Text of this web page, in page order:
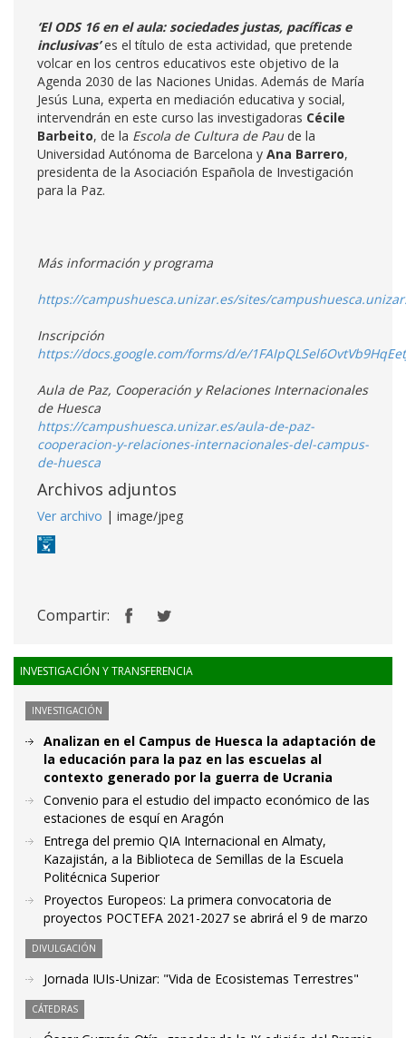
‘El ODS 16 en el aula: sociedades justas, pacíficas e
inclusivas’ es el título de esta actividad, que pretende
volcar en los centros educativos este objetivo de la
Agenda 2030 de las Naciones Unidas. Además de María
Jesús Luna, experta en mediación educativa y social,
intervendrán en este curso las investigadoras Cécile
Barbeito, de la Escola de Cultura de Pau de la
Universidad Autónoma de Barcelona y Ana Barrero,
presidenta de la Asociación Española de Investigación
para la Paz.
Más información y programa
https://campushuesca.unizar.es/sites/
Inscripción
https://docs.google.com/forms/d/e/
Aula de Paz, Cooperación y Relaciones Internacionales
de Huesca
https://campushuesca.unizar.es/aula-de-paz-
cooperacion-y-relaciones-internacionales-del-campus-
de-huesca
Archivos adjuntos
Ver archivo | image/jpeg
Compartir:
INVESTIGACIÓN Y TRANSFERENCIA
INVESTIGACIÓN
Analizan en el Campus de Huesca la adaptación de
la educación para la paz en las escuelas al
contexto generado por la guerra de Ucrania
Convenio para el estudio del impacto económico de las
estaciones de esquí en Aragón
Entrega del premio QIA Internacional en Almaty,
Kazajistán, a la Biblioteca de Semillas de la Escuela
Politécnica Superior
Proyectos Europeos: La primera convocatoria de
proyectos POCTEFA 2021-2027 se abrirá el 9 de marzo
DIVULGACIÓN
Jornada IUIs-Unizar: "Vida de Ecosistemas Terrestres"
CÁTEDRAS